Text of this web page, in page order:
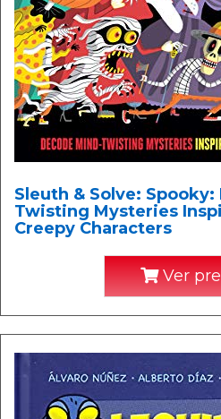
Sleuth & Solve:
Twisting Mysteries
Creepy Characters
Ver